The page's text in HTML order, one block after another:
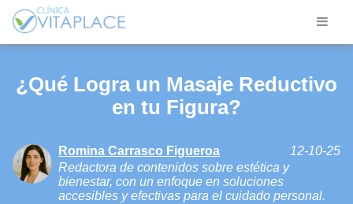
¿Qué Logra un Masaje Reductivo
en tu Figura?
Romina Carrasco Figueroa
12-10-25
Redactora de contenidos sobre estética y
bienestar, con un enfoque en soluciones
accesibles y efectivas para el cuidado personal.